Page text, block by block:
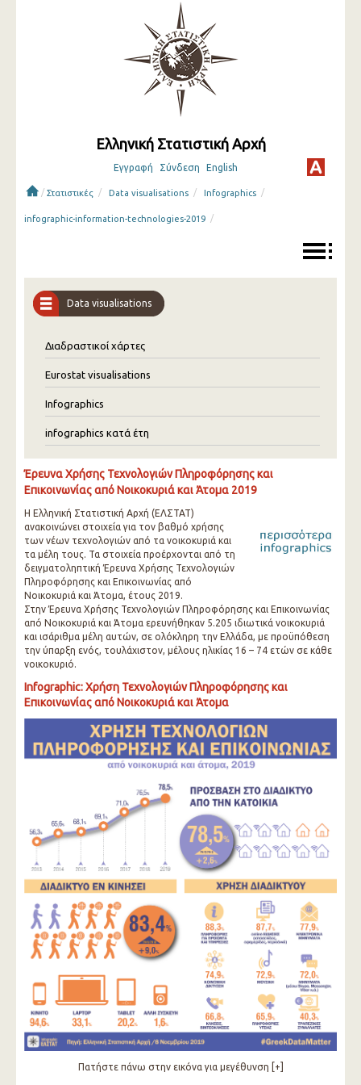
Ελληνική Στατιστική Αρχή
Εγγραφή Σύνδεση English
/ Στατιστικές / Data visualisations / Infographics /
infographic-information-technologies-2019 /
Data visualisations
Διαδραστικοί χάρτες
Eurostat visualisations
Infographics
infographics κατά έτη
Έρευνα Χρήσης Τεχνολογιών Πληροφόρησης και
Επικοινωνίας από Νοικοκυριά και Άτομα 2019
Η Ελληνική Στατιστική Αρχή (ΕΛΣΤΑΤ)
ανακοινώνει στοιχεία για τον βαθμό χρήσης
των νέων τεχνολογιών από τα νοικοκυριά και
τα μέλη τους. Τα στοιχεία προέρχονται από τη
δειγματοληπτική Έρευνα Χρήσης Τεχνολογιών
Πληροφόρησης και Επικοινωνίας από
Νοικοκυριά και Άτομα, έτους 2019.
Στην Έρευνα Χρήσης Τεχνολογιών Πληροφόρησης και Επικοινωνίας
από Νοικοκυριά και Άτομα ερευνήθηκαν 5.205 ιδιωτικά νοικοκυριά
και ισάριθμα μέλη αυτών, σε ολόκληρη την Ελλάδα, με προϋπόθεση
την ύπαρξη ενός, τουλάχιστον, μέλους ηλικίας 16 – 74 ετών σε κάθε
νοικοκυριό.
Infographic: Χρήση Τεχνολογιών Πληροφόρησης και
Επικοινωνίας από Νοικοκυριά και Άτομα
Πατήστε πάνω στην εικόνα για μεγέθυνση [+]